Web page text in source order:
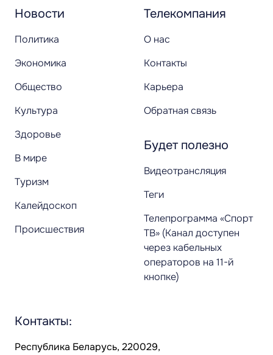
Новости
Политика
Экономика
Общество
Культура
Здоровье
В мире
Туризм
Калейдоскоп
Происшествия
Телекомпания
О нас
Контакты
Карьера
Обратная связь
Будет полезно
Видеотрансляция
Теги
Телепрограмма «Спорт
ТВ» (Канал доступен
через кабельных
операторов на 11-й
кнопке)
Контакты:
Республика Беларусь, 220029,